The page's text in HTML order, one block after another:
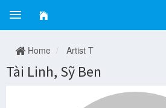
Home Artist T
Tài Linh, Sỹ Ben